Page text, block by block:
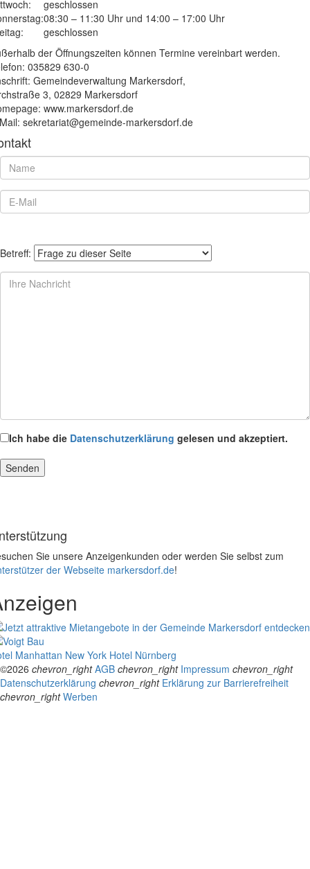
geschlossen
08:30 – 11:30 Uhr und 14:00 – 17:00 Uhr
geschlossen
der Öffnungszeiten können Termine vereinbart werden.
035829 630-0
Gemeindeverwaltung Markersdorf,
3, 02829 Markersdorf
www.markersdorf.de
sekretariat@gemeinde-markersdorf.de
Betreff:
Ich habe die Datenschutzerklärung gelesen und akzeptiert.
Sie unsere Anzeigenkunden oder werden Sie selbst zum
der Webseite markersdorf.de!
Manhattan New York Hotel Nürnberg
©2026 chevron_right AGB chevron_right Impressum chevron_right
Datenschutzerklärung chevron_right Erklärung zur Barrierefreiheit
chevron_right Werben